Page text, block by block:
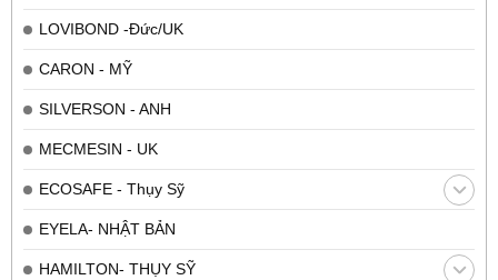
LOVIBOND -Đức/UK
CARON - MỸ
SILVERSON - ANH
MECMESIN - UK
ECOSAFE - Thụy Sỹ
EYELA- NHẬT BẢN
HAMILTON- THỤY SỸ